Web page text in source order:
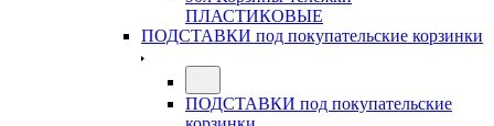
ПЛАСТИКОВЫЕ
ПОДСТАВКИ под покупательские корзинки
ПОДСТАВКИ под покупательские